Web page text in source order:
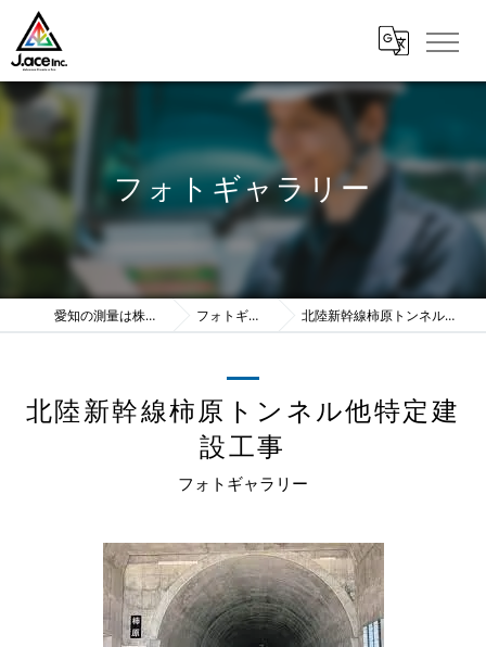
フォトギャラリー
愛知の測量は株式会社J.ace フォトギャラリー 北陸新幹線柿原トンネル他特定建設工事
フォトギャラリー
北陸新幹線柿原トンネル他特定建
設工事